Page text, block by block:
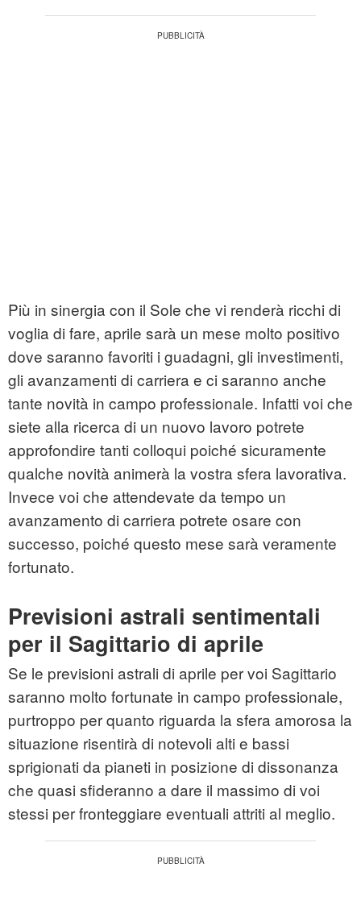
Più in sinergia con il Sole che vi renderà ricchi di
voglia di fare, aprile sarà un mese molto positivo
dove saranno favoriti i guadagni, gli investimenti,
gli avanzamenti di carriera e ci saranno anche
tante novità in campo professionale. Infatti voi che
siete alla ricerca di un nuovo lavoro potrete
approfondire tanti colloqui poiché sicuramente
qualche novità animerà la vostra sfera lavorativa.
Invece voi che attendevate da tempo un
avanzamento di carriera potrete osare con
successo, poiché questo mese sarà veramente
fortunato.
Previsioni astrali sentimentali
per il Sagittario di aprile
Se le previsioni astrali di aprile per voi Sagittario
saranno molto fortunate in campo professionale,
purtroppo per quanto riguarda la sfera amorosa la
situazione risentirà di notevoli alti e bassi
sprigionati da pianeti in posizione di dissonanza
che quasi sfideranno a dare il massimo di voi
stessi per fronteggiare eventuali attriti al meglio.